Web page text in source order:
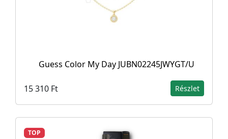
Guess Color My Day JUBN02245JWYGT/U
15 310 Ft Részlet
TOP